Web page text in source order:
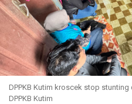
DPPKB Kutim kroscek stop
DPPKB Kutim